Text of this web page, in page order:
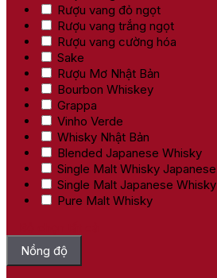
Rượu vang đỏ ngọt
Rượu vang trắng ngọt
Rượu vang cường hóa
Sake
Rượu Mơ Nhật Bản
Bourbon Whiskey
Grappa
Vinho Verde
Whisky Nhật Bản
Blended Japanese Whisky
Single Malt Whisky Japanese
Single Malt Japanese Whisky
Pure Malt Whisky
Nồng độ